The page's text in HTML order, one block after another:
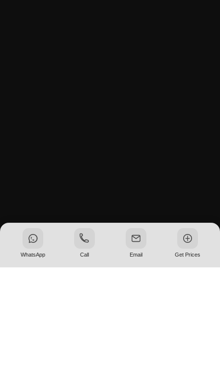
WhatsApp Call Email Get Prices